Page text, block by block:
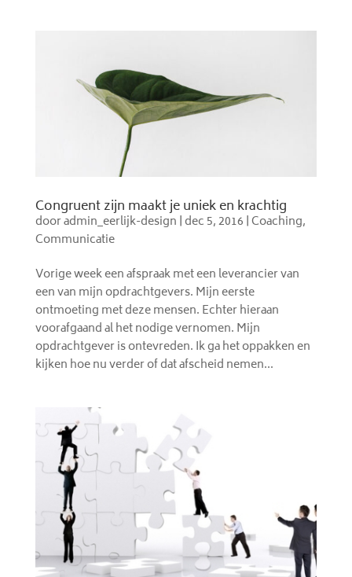
Congruent zijn maakt je uniek en krachtig
dooradmin_eerlijk-design |dec 5, 2016 |Coaching,
Communicatie
Vorige week een afspraak met een leverancier van
een van mijn opdrachtgevers. Mijn eerste
ontmoeting met deze mensen. Echter hieraan
voorafgaand al het nodige vernomen. Mijn
opdrachtgever is ontevreden. Ik ga het oppakken en
kijken hoe nu verder of dat afscheid nemen...